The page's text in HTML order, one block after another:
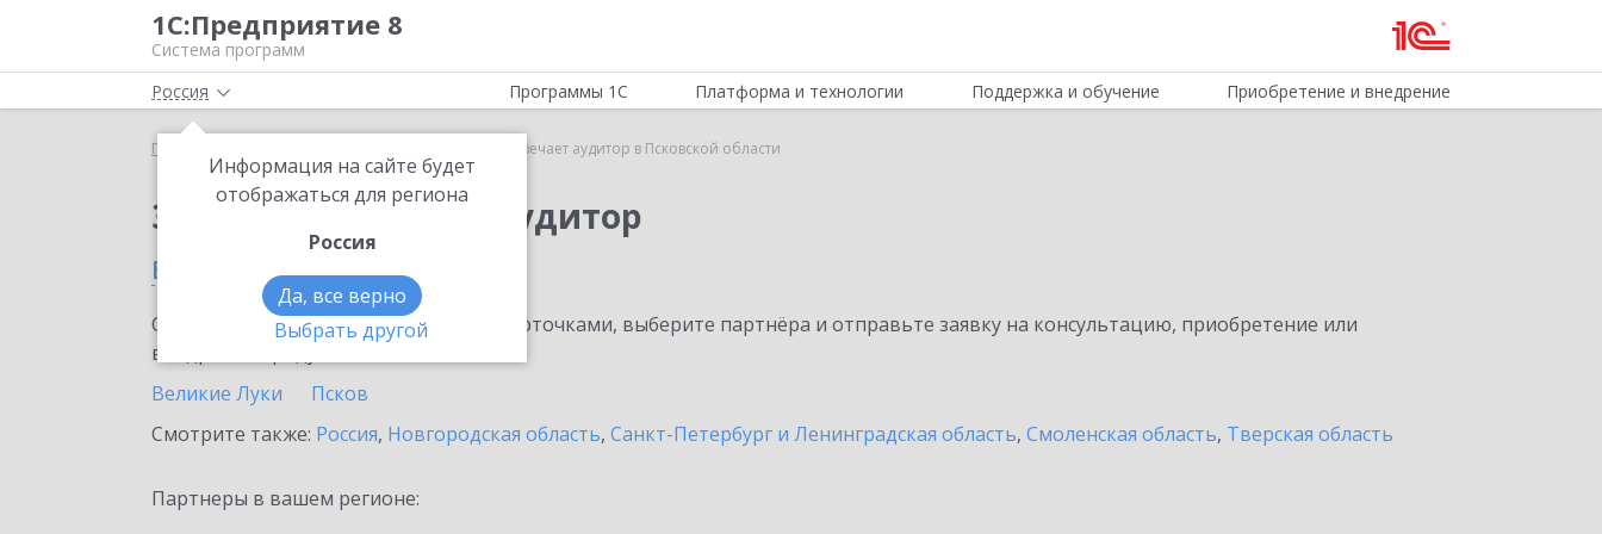
1С:Предприятие 8
Система программ
Россия
Информация на сайте будет
отображаться для региона
Россия
Да, все верно
Выбрать другой
Программы 1С Платформа и технологии Поддержка и обучение Приобретение и внедрение
Главная Отвечает аудитор в Псковской области
Заказать Отвечает аудитор
в Псковской области
Ознакомьтесь с информационными карточками, выберите партнёра и отправьте заявку на консультацию, приобретение или
внедрение продукта.
Великие Луки
Псков
Смотрите также: Россия, Новгородская область, Санкт-Петербург и Ленинградская область, Смоленская область, Тверская область
Партнеры в вашем регионе: